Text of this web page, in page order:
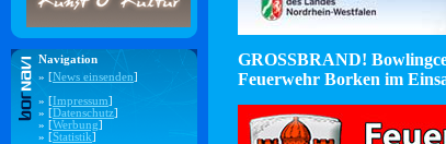
Navigation
» [News einsenden]
» [Impressum]
» [Datenschutz]
» [Werbung]
» [Statistik]
GROSSBRAND!
Feuerwehr Borken im